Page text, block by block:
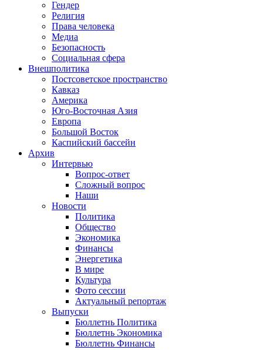
Гендер
Религия
Права человека
Медиа
Безопасность
Социальная сфера
Внешполитика
Постсоветское пространство
Кавказ
Америка
Юго-Восточная Азия
Европа
Большой Восток
Каспийский бассейн
Архив
Интервью
Вопрос-ответ
Сложный вопрос
Наши
Новости
Политика
Общество
Экономика
Финансы
Энергетика
В мире
Культура
Фото сессии
Актуальный репортаж
Выпуски
Бюллетнь Политика
Бюллетнь Экономика
Бюллетнь Финансы